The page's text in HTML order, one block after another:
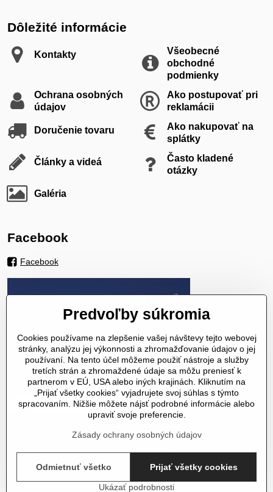
Dôležité informácie
Kontakty
Všeobecné
obchodné
podmienky
Ochrana osobných
údajov
Ako postupovať pri
reklamácii
Doručenie tovaru
Ako nakupovať na
splátky
Články a videá
Často kladené
otázky
Galéria
Facebook
Facebook
©2026Copyright
Predvoľby súkromiaZásady ochrany osobných údajov
Stav objednávky
Predvoľby súkromia
Cookies používame na zlepšenie vašej návštevy tejto webovej
stránky, analýzu jej výkonnosti a zhromažďovanie údajov o jej
používaní. Na tento účel môžeme použiť nástroje a služby
tretích strán a zhromaždené údaje sa môžu preniesť k
partnerom v EÚ, USA alebo iných krajinách. Kliknutím na
„Prijať všetky cookies“ vyjadrujete svoj súhlas s týmto
spracovaním. Nižšie môžete nájsť podrobné informácie alebo
upraviť svoje preferencie.
Zásady ochrany osobných údajov
Ukázať podrobnosti
Prijať všetky cookies
Odmietnuť všetko